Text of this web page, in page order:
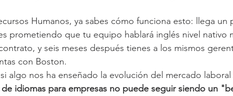
prometiendo que tu equipo hablará inglés nivel nativo
y seis meses después tienes a los mismos
con Boston.
algo nos ha enseñado la evolución del mercado
de idiomas para empresas no puede seguir siendo un